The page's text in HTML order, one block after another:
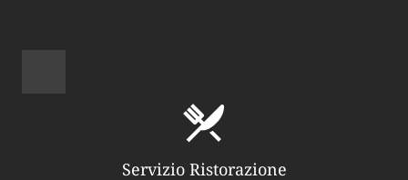
Servizio Ristorazione